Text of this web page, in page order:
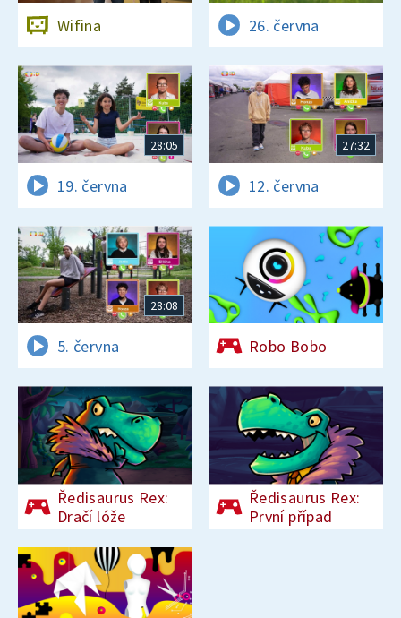
Wifina 26. června
28:05
19. června
27:32
12. června
28:08
5. června Robo Bobo
Ředisaurus Rex:
Dračí lóže
Ředisaurus Rex:
První případ